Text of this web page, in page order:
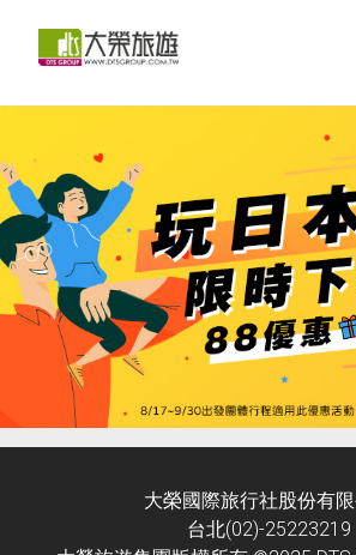
大榮國際旅行社股份有
台北(02)-25223219